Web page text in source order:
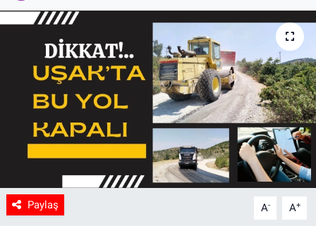
Paylaş A- A+
Son Dakika
Spor
Uşak Haberleri